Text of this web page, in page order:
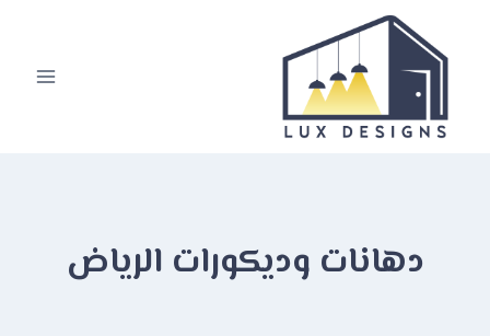
المحتوى
دهانات وديكورات الرياض